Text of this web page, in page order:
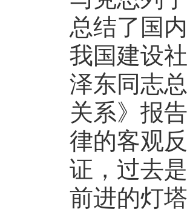
总结了国
我国建设
泽东同志
关系》报
律的客观
证，过去
前进的灯